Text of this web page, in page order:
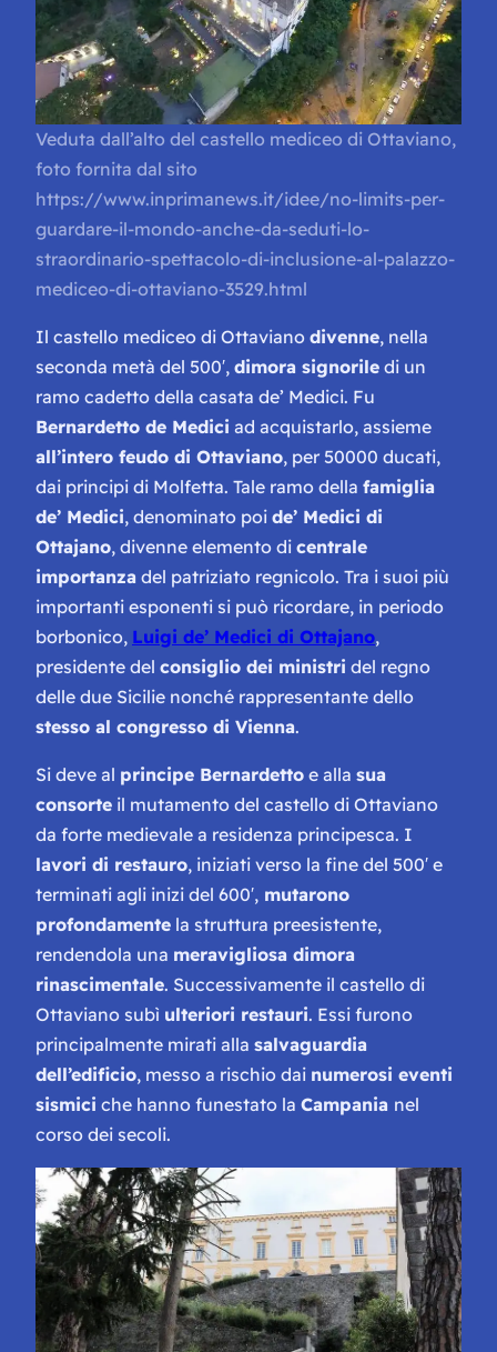
Veduta dall’alto del castello mediceo di Ottaviano,
foto fornita dal sito
https://www.inprimanews.it/idee/no-limits-per-
guardare-il-mondo-anche-da-seduti-lo-
straordinario-spettacolo-di-inclusione-al-palazzo-
mediceo-di-ottaviano-3529.html
Il castello mediceo di Ottaviano divenne, nella
seconda metà del 500′, dimora signorile di un
ramo cadetto della casata de’ Medici. Fu
Bernardetto de Medici ad acquistarlo, assieme
all’intero feudo di Ottaviano, per 50000 ducati,
dai principi di Molfetta. Tale ramo della famiglia
de’ Medici, denominato poi de’ Medici di
Ottajano, divenne elemento di centrale
importanza del patriziato regnicolo. Tra i suoi più
importanti esponenti si può ricordare, in periodo
borbonico, Luigi de’ Medici di Ottajano,
presidente del consiglio dei ministri del regno
delle due Sicilie nonché rappresentante dello
stesso al congresso di Vienna.
Si deve al principe Bernardetto e alla sua
consorte il mutamento del castello di Ottaviano
da forte medievale a residenza principesca. I
lavori di restauro, iniziati verso la fine del 500′ e
terminati agli inizi del 600′, mutarono
profondamente la struttura preesistente,
rendendola una meravigliosa dimora
rinascimentale. Successivamente il castello di
Ottaviano subì ulteriori restauri. Essi furono
principalmente mirati alla salvaguardia
dell’edificio, messo a rischio dai numerosi eventi
sismici che hanno funestato la Campania nel
corso dei secoli.